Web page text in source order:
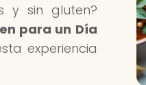
y sin gluten?
para un Día
experiencia